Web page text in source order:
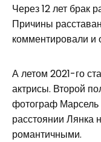
Через 12 лет брак
Причины
комментировали и
А летом 2021-го
актрисы. Второй
фотограф
расстоянии Лянка
романтичными.